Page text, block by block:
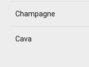
Champagne
Cava